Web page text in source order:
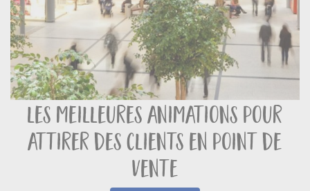
les meilleures animations pour
attirer des clients en point de
vente